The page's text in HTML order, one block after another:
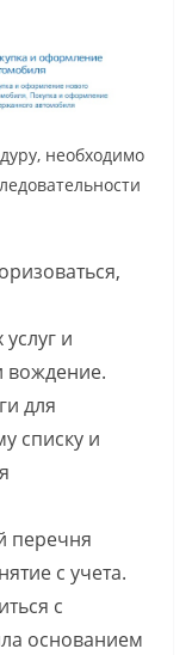
необходимо
и
вождение.
для
списку и
перечня
с учета.
с
основанием